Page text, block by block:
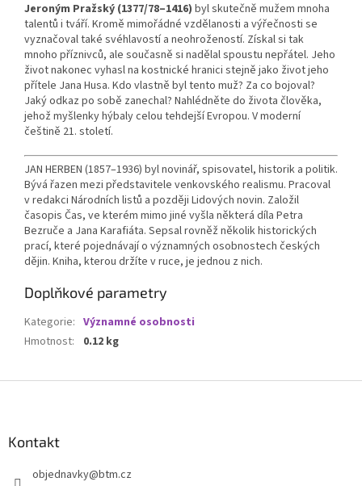
Jeroným Pražský (1377/78–1416) byl skutečně mužem mnoha
talentů i tváří. Kromě mimořádné vzdělanosti a výřečnosti se
vyznačoval také svéhlavostí a neohrožeností. Získal si tak
mnoho příznivců, ale současně si nadělal spoustu nepřátel. Jeho
život nakonec vyhasl na kostnické hranici stejně jako život jeho
přítele Jana Husa. Kdo vlastně byl tento muž? Za co bojoval?
Jaký odkaz po sobě zanechal? Nahlédněte do života člověka,
jehož myšlenky hýbaly celou tehdejší Evropou. V moderní
češtině 21. století.
JAN HERBEN (1857–1936) byl novinář, spisovatel, historik a politik.
Bývá řazen mezi představitele venkovského realismu. Pracoval
v redakci Národních listů a později Lidových novin. Založil
časopis Čas, ve kterém mimo jiné vyšla některá díla Petra
Bezruče a Jana Karafiáta. Sepsal rovněž několik historických
prací, které pojednávají o významných osobnostech českých
dějin. Kniha, kterou držíte v ruce, je jednou z nich.
Doplňkové parametry
Kategorie: Významné osobnosti
Hmotnost: 0.12 kg
Kontakt
objednavky@btm.cz